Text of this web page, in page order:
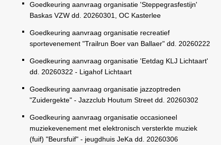
Goedkeuring aanvraag organisatie 'Steppegrasfestijn'
Baskas VZW dd. 20260301, OC Kasterlee
Goedkeuring aanvraag organisatie recreatief
sportevenement "Trailrun Boer van Ballaer" dd. 20260222
Goedkeuring aanvraag organisatie 'Eetdag KLJ Lichtaart'
dd. 20260322 - Ligahof Lichtaart
Goedkeuring aanvraag organisatie jazzoptreden
"Zuidergekte" - Jazzclub Houtum Street dd. 20260302
Goedkeuring aanvraag organisatie occasioneel
muziekevenement met elektronisch versterkte muziek
(fuif) "Beursfuif" - jeugdhuis JeKa dd. 20260306